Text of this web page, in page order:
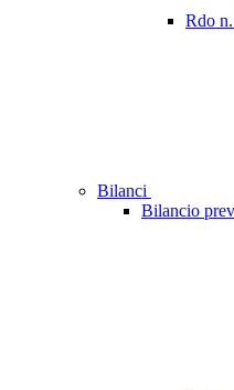
Rdo
Bilanci
Bilancio